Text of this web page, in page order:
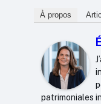
À propos
patrimoniales